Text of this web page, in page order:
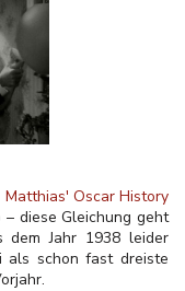
Matthias' Oscar History
diese Gleichung geht
dem Jahr 1938 leider
als schon fast dreiste